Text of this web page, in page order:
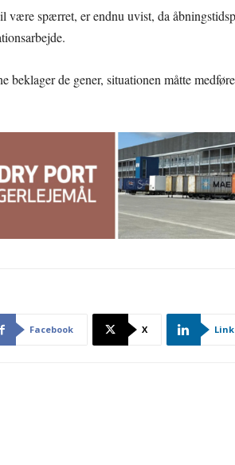
være spærret, er endnu uvist, da
beklager de gener, situationen måtte
Facebook X